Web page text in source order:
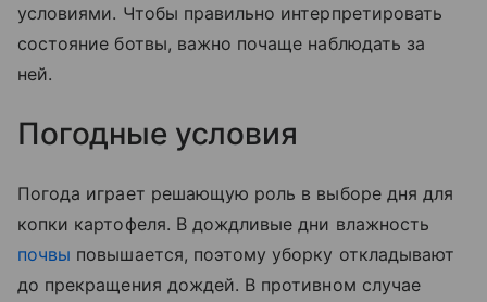
условиями. Чтобы правильно интерпретировать
состояние ботвы, важно почаще наблюдать за
ней.
Погодные условия
Погода играет решающую роль в выборе дня для
копки картофеля. В дождливые дни влажность
почвы повышается, поэтому уборку откладывают
до прекращения дождей. В противном случае